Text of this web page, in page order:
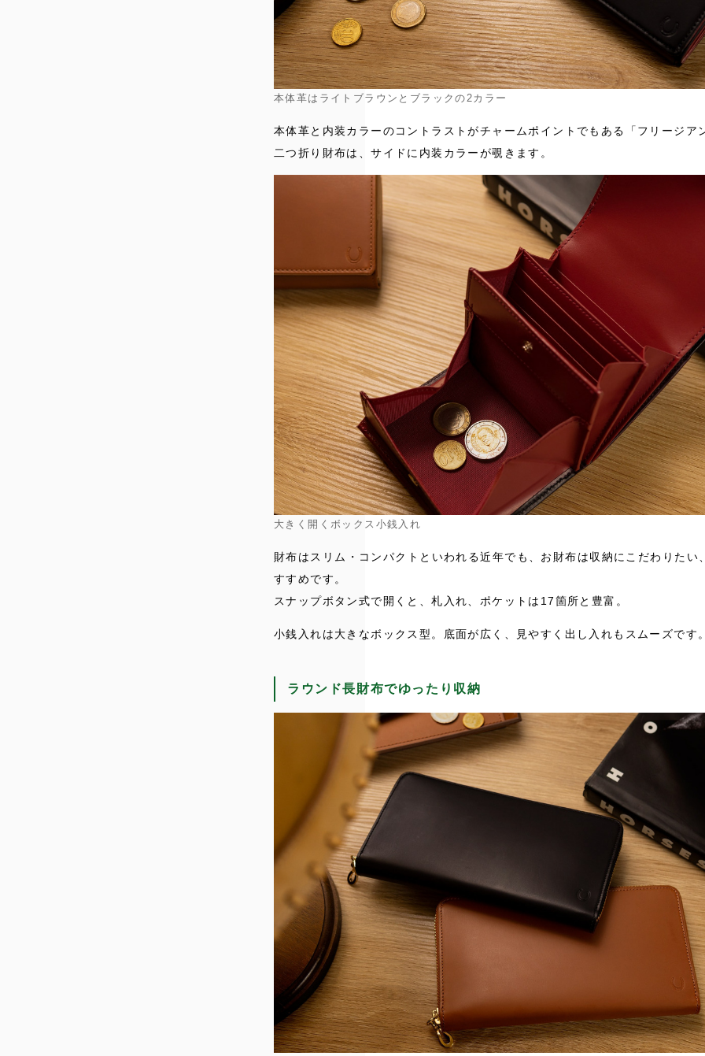
本体革はライトブラウンとブラックの2カラー
本体革と内装カラーのコントラストがチャームポイントでもある「フリージア
二つ折り財布は、サイドに内装カラーが覗きます。
大きく開くボックス小銭入れ
財布はスリム・コンパクトといわれる近年でも、お財布は収納にこだわりたい
すすめです。
スナップボタン式で開くと、札入れ、ポケットは17箇所と豊富。
小銭入れは大きなボックス型。底面が広く、見やすく出し入れもスムーズです
ラウンド長財布でゆったり収納